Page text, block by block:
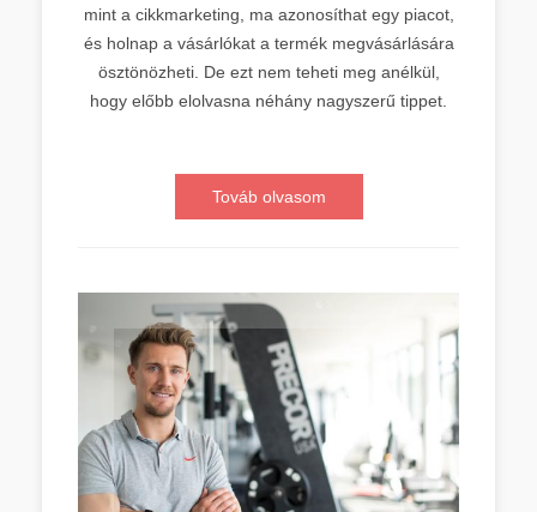
mint a cikkmarketing, ma azonosíthat egy piacot,
és holnap a vásárlókat a termék megvásárlására
ösztönözheti. De ezt nem teheti meg anélkül,
hogy előbb elolvasna néhány nagyszerű tippet.
Továb olvasom